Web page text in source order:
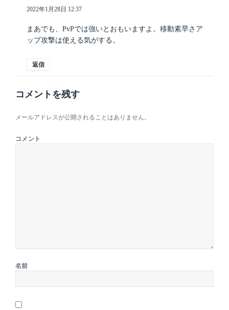
り:
2022年1月28日 12:37
まあでも、PvPでは強いとおもいますよ。移動素早さア
ップ攻撃は使える気がする。
返信
コメントを残す
メールアドレスが公開されることはありません。
コメント
名前